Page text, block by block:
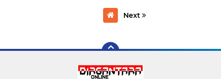
Next